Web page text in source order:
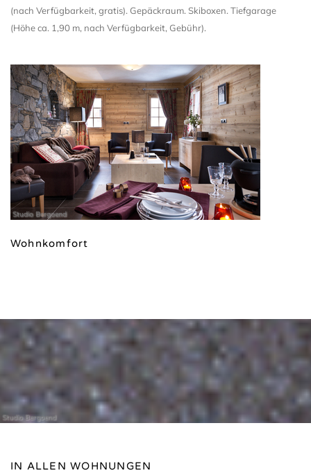
(nach Verfügbarkeit, gratis). Gepäckraum. Skiboxen. Tiefgarage
(Höhe ca. 1,90 m, nach Verfügbarkeit, Gebühr).
Studio Bergoend
Wohnkomfort
Studio Bergoend
IN ALLEN WOHNUNGEN